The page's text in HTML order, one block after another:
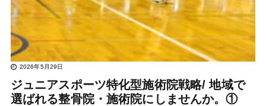
2026年5月29日
ジュニアスポーツ特化型施術院戦略/ 地域で
選ばれる整骨院・施術院にしませんか。①